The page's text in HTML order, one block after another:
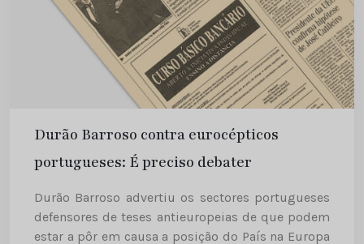
Durão Barroso contra eurocépticos
portugueses: É preciso debater
Durão Barroso advertiu os sectores portugueses
defensores de teses antieuropeias de que podem
estar a pôr em causa a posição do País na Europa